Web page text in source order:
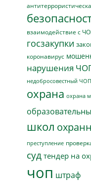
взаимодействие с
госзакупки
коронавирус
нарушения
недобросовестный ЧОП
охрана охрана
школ
преступление
суд тендер на
чоп штраф